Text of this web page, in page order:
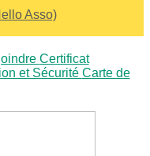
Asso)
Certificat
et Sécurité Carte de